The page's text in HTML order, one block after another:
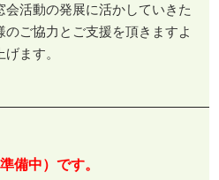
活動の発展に活かしていきた
ご協力とご支援を頂きますよ
ます。
備中）です。